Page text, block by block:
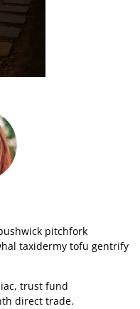
pitchfork
taxidermy tofu gentrify
trust fund
direct trade.